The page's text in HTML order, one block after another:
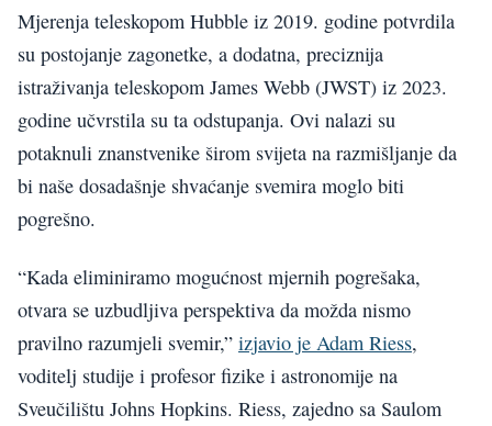
Mjerenja teleskopom Hubble iz 2019. godine potvrdila
su postojanje zagonetke, a dodatna, preciznija
istraživanja teleskopom James Webb (JWST) iz 2023.
godine učvrstila su ta odstupanja. Ovi nalazi su
potaknuli znanstvenike širom svijeta na razmišljanje da
bi naše dosadašnje shvaćanje svemira moglo biti
pogrešno.
“Kada eliminiramo mogućnost mjernih pogrešaka,
otvara se uzbudljiva perspektiva da možda nismo
pravilno razumjeli svemir,” izjavio je Adam Riess,
voditelj studije i profesor fizike i astronomije na
Sveučilištu Johns Hopkins. Riess, zajedno sa Saulom